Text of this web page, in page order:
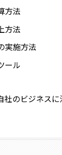
方法
方法
実施方法
ール
のビジネスに